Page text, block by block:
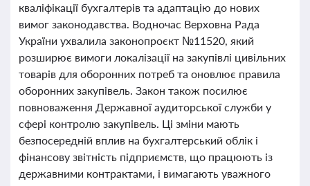
кваліфікації бухгалтерів та адаптацію до нових
вимог законодавства. Водночас Верховна Рада
України ухвалила законопроєкт №11520, який
розширює вимоги локалізації на закупівлі цивільних
товарів для оборонних потреб та оновлює правила
оборонних закупівель. Закон також посилює
повноваження Державної аудиторської служби у
сфері контролю закупівель. Ці зміни мають
безпосередній вплив на бухгалтерський облік і
фінансову звітність підприємств, що працюють із
державними контрактами, і вимагають уважного